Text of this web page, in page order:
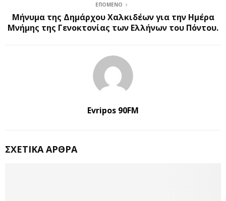
ΕΠΌΜΕΝΟ
Μήνυμα της Δημάρχου Χαλκιδέων για την Ημέρα
Μνήμης της Γενοκτονίας των Ελλήνων του Πόντου.
Evripos 90FM
ΣΧΕΤΙΚΆ ΆΡΘΡΑ